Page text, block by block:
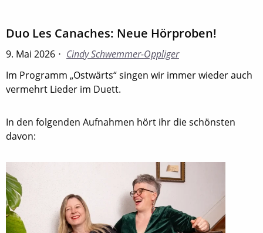
Duo Les Canaches: Neue Hörproben!
9. Mai 2026
Cindy Schwemmer-Oppliger
Im Programm „Ostwärts“ singen wir immer wieder auch
vermehrt Lieder im Duett.
In den folgenden Aufnahmen hört ihr die schönsten
davon: